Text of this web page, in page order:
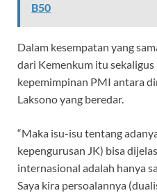
B50
Dalam kesempatan yang
dari Kemenkum itu
kepemimpinan PMI antara
Laksono yang beredar.
“Maka isu-isu tentang
kepengurusan JK) bisa
internasional adalah hanya
Saya kira persoalannya